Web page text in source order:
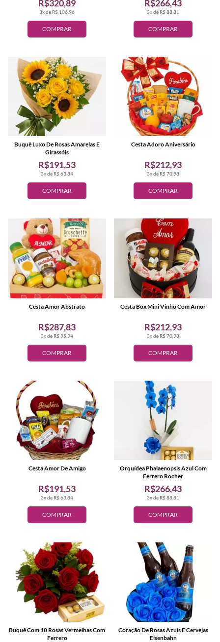
COMPRAR
3x de R$ 106,96
R$320,89
COMPRAR
3x de R$ 88,81
R$266,43
COMPRAR
3x de R$ 63,84
R$191,53
Buquê Luxo De Rosas Amarelas E
Girassóis
COMPRAR
3x de R$ 70,98
R$212,93
Cesta Adoro Aniversário
COMPRAR
3x de R$ 95,94
R$287,83
Cesta Amor Abstrato
COMPRAR
3x de R$ 70,98
R$212,93
Cesta Box Mini Vinho Com Amor
COMPRAR
3x de R$ 63,84
R$191,53
Cesta Amor De Amigo
COMPRAR
3x de R$ 88,81
R$266,43
Orquídea Phalaenopsis Azul Com
Ferrero Rocher
Buquê Com 10 Rosas Vermelhas Com
Ferrero
Coração De Rosas Azuis E Cervejas
Eisenbahn